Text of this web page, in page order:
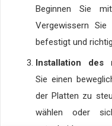
Beginnen Sie
Vergewissern
befestigt und
Installation des
Sie einen
der Platten zu
wählen oder